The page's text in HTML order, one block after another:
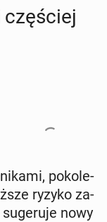
po­ko­le­
ryzyko za­
nowy